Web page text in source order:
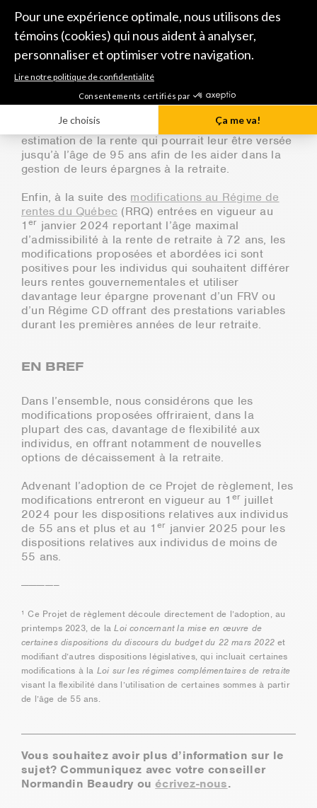
détermination du montant des retraits potentiels,
les modifications proposées prévoient des
exigences additionnelles en matière de
communication de l’information pour les
les promoteurs de Régimes CD permettant le
paiement de prestations variables. En effet, ceux-
transmettre annuellement aux individus une
estimation de la rente qui pourrait leur être versée
jusqu’à l’âge de 95 ans afin de les aider dans la
gestion de leurs épargnes à la retraite.
Enfin, à la suite des modifications au Régime de
rentes du Québec (RRQ) entrées en vigueur au
1er janvier 2024 reportant l’âge maximal
d’admissibilité à la rente de retraite à 72 ans, les
modifications proposées et abordées ici sont
positives pour les individus qui souhaitent différer
leurs rentes gouvernementales et utiliser
davantage leur épargne provenant d’un FRV ou
d’un Régime CD offrant des prestations variables
durant les premières années de leur retraite.
EN BREF
Dans l’ensemble, nous considérons que les
modifications proposées offriraient, dans la
plupart des cas, davantage de flexibilité aux
individus, en offrant notamment de nouvelles
options de décaissement à la retraite.
Advenant l’adoption de ce Projet de règlement, les
modifications entreront en vigueur au 1 er juillet
2024 pour les dispositions relatives aux individus
de 55 ans et plus et au 1 er janvier 2025 pour les
dispositions relatives aux individus de moins de
55 ans.
————–
¹ Ce Projet de règlement découle directement de l’adoption, au
printemps 2023, de laLoi concernant la mise en œuvre de
certaines dispositions du discours du budget du 22 mars 2022 et
modifiant d’autres dispositions législatives, qui incluait certaines
modifications à la Loi sur les régimes complémentaires de retraite
visant la flexibilité dans l’utilisation de certaines sommes à partir
de l’âge de 55 ans.
Vous souhaitez avoir plus d’information sur le
sujet? Communiquez avec votre conseiller
Normandin Beaudry ouécrivez-nous.